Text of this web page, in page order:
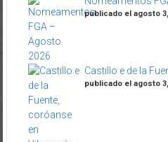
publicado el agosto
Castillo e de la
publicado el agosto